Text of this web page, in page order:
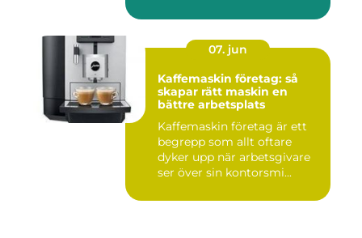
07. jun
Kaffemaskin företag: så
skapar rätt maskin en
bättre arbetsplats
Kaffemaskin företag är ett
begrepp som allt oftare
dyker upp när arbetsgivare
ser över sin kontorsmi...